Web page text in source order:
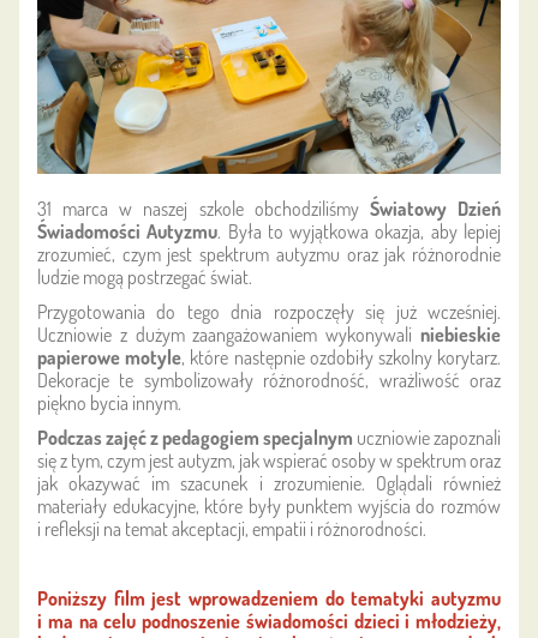
31 marca w naszej szkole obchodziliśmy Światowy Dzień
Świadomości Autyzmu. Była to wyjątkowa okazja, aby lepiej
zrozumieć, czym jest spektrum autyzmu oraz jak różnorodnie
ludzie mogą postrzegać świat.
Przygotowania do tego dnia rozpoczęły się już wcześniej.
Uczniowie z dużym zaangażowaniem wykonywali niebieskie
papierowe motyle, które następnie ozdobiły szkolny korytarz.
Dekoracje te symbolizowały różnorodność, wrażliwość oraz
piękno bycia innym.
Podczas zajęć z pedagogiem specjalnym uczniowie zapoznali
się z tym, czym jest autyzm, jak wspierać osoby w spektrum oraz
jak okazywać im szacunek i zrozumienie. Oglądali również
materiały edukacyjne, które były punktem wyjścia do rozmów
i refleksji na temat akceptacji, empatii i różnorodności.
Poniższy film jest wprowadzeniem do tematyki autyzmu
i ma na celu podnoszenie świadomości dzieci i młodzieży,